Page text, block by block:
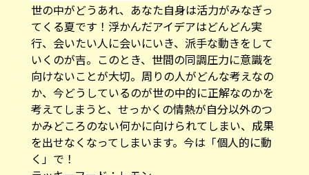
世の中がどうあれ、あなた自身は活力がみなぎっ
てくる夏です！浮かんだアイデアはどんどん実
行、会いたい人に会いにいき、派手な動きをして
いくのが吉。このとき、世間の同調圧力に意識を
向けないことが大切。周りの人がどんな考えなの
か、今どうしているのが世の中的に正解なのかを
考えてしまうと、せっかくの情熱が自分以外のつ
かみどころのない何かに向けられてしまい、成果
を出せなくなってしまいます。今は「個人的に動
く」で！